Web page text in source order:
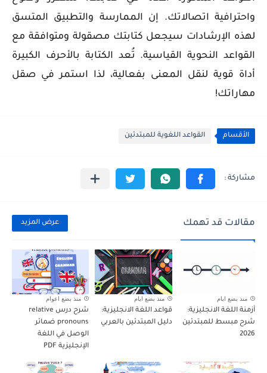
واحترافية اتصالاتك. إن الممارسة والتطبيق المتسق
لهذه الإرشادات سيجعل كتابتك مصقولة ومتوافقة مع
القواعد النحوية القياسية. تُعد الكتابة بالأحرف الكبيرة
أداة قوية لنقل المعنى بفعالية، لذا استمر في صقل
مهاراتك!
الأقسام القواعد اللغوية للمبتدئين
مقالات قد تهمك عرض المزيد
منذ بضع ايام
أزمنة اللغة الانجليزية:
شرح مبسط للمبتدئين
2026
منذ بضع ايام
قواعد اللغة الانجليزية:
دليل المبتدئين بالعربي
منذ بضع اعوام
شرح درس relative
pronouns ضمائر
الوصل في اللغة
الإنجليزية PDF